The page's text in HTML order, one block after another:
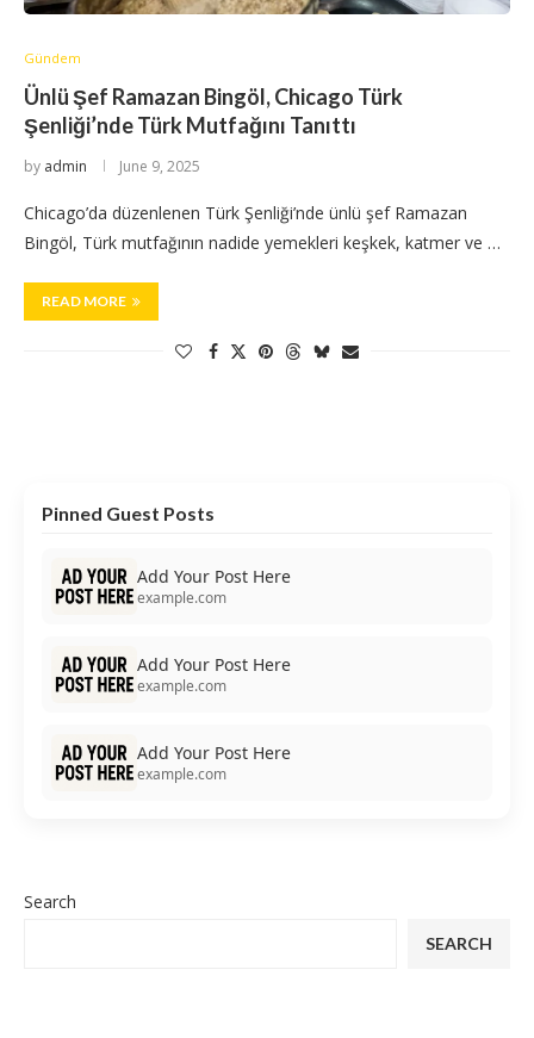
Gündem
Ünlü Şef Ramazan Bingöl, Chicago Türk
Şenliği’nde Türk Mutfağını Tanıttı
by admin June 9, 2025
Chicago’da düzenlenen Türk Şenliği’nde ünlü şef Ramazan
Bingöl, Türk mutfağının nadide yemekleri keşkek, katmer ve …
READ MORE
Pinned Guest Posts
Add Your Post Here
example.com
Add Your Post Here
example.com
Add Your Post Here
example.com
Search
SEARCH